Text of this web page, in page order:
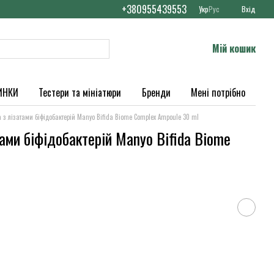
+380955439553 УкрРус Вхід
Мій кошик
Тестери та мініатюри Бренди Мені потрібно
лізатами біфідобактерій Manyo Bifida Biome Complex Ampoule 30 ml
біфідобактерій Manyo Bifida Biome